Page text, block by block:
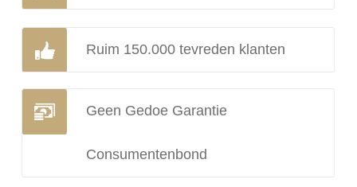
Ruim 150.000 tevreden klanten
Geen Gedoe Garantie
Consumentenbond